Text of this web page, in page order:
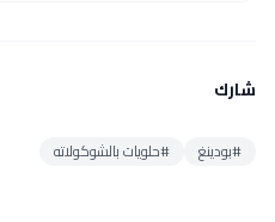
شارك
#بودينغ #حلويات بالشوكولاته